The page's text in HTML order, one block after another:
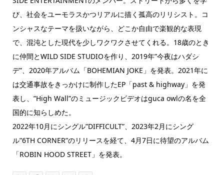
び、社会をユーモラスかつリアルに描く孤高のリリシスト。コ
ンシャスなテーマを扱いながら、どこか自由で楽観的な表現
で、混沌とした現代を少しワクワクさせてくれる。18歳のとき
に仲間とWILD SIDE STUDIOを作り、2019年”今夜はハダシ
デ”、2020年アルバム「BOHEMIAN JOKE」を発表。2021年に
は交通事故をきっかけに制作したEP「past & highway」を発
表し、”High Wall”のミュージックビデオはguca owlの名を全
国的に知らしめた。
2022年10月にシングル”DIFFICULT”、2023年2月にシング
ル”6TH CORNER”のリリースを経て、4月7日に待望のアルバム
「ROBIN HOOD STREET」を発表。